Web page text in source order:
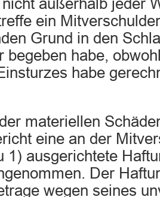
nicht außerhalb jeder
ein
Grund in den
begeben habe,
habe
materiellen
eine an der
1) ausgerichtete
Der
wegen seines